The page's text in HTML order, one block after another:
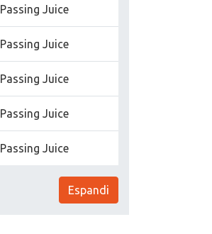
Passing Juice
Passing Juice
Passing Juice
Passing Juice
Passing Juice
Espandi